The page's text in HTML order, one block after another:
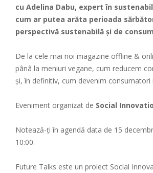
cu Adelina Dabu, expert în
cum ar putea arăta perioada
perspectivă sustenabilă și de
De la cele mai noi magazine offline &
pânâ la meniuri vegane, cum reducem
și, în definitiv, cum devenim consumatori
Eveniment organizat de Social
Notează-ți în agendă data de 15
10:00.
Future Talks este un proiect Social